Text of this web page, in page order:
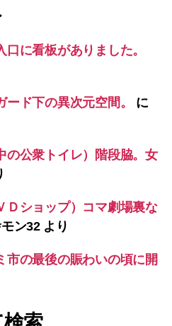
に看板がありました。
ド下の異次元空間。
に
の公衆トイレ）階段脇。女
Ｄショップ）コマ劇場裏な
ン32より
市の最後の賑わいの頃に開